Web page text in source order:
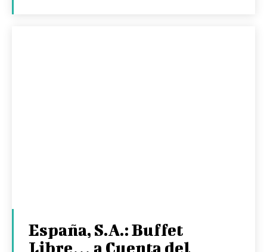
España, S.A.: Buffet
Libre… a Cuenta del